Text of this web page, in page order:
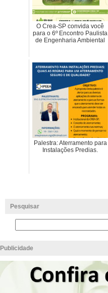
O Crea-SP convida você
para o 6º Encontro Paulista
de Engenharia Ambiental
Palestra: Aterramento para
Instalações Predias.
Pesquisar
Publicidade